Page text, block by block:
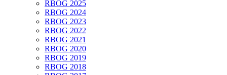
RBOG 2025
RBOG 2024
RBOG 2023
RBOG 2022
RBOG 2021
RBOG 2020
RBOG 2019
RBOG 2018